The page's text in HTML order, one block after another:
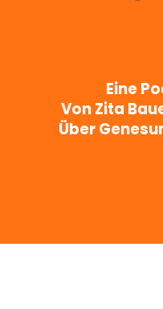
Eine
Von Zita
Über